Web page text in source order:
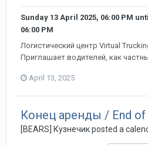
Sunday 13 April 2025, 06:00 PM
06:00 PM
Логистический центр Virtual
Приглашает водителей, как
April 13, 2025
Конец аренды / End of
[BEARS] Кузнечик posted a